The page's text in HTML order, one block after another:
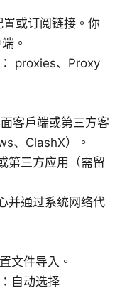
或订阅链接。你
。
proxies、Proxy
客户端或第三方客
、ClashX）。
第三方应用（需留
并通过系统网络代
文件导入。
自动选择